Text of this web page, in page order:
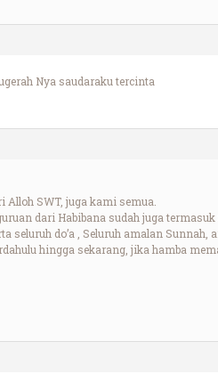
Nya saudaraku tercinta
SWT, juga kami semua.
dari Habibana sudah juga
seluruh do’a , Seluruh amalan
hingga sekarang, jika hamba